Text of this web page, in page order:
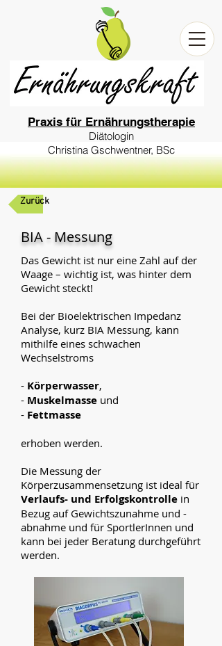
Praxis für Ernährungstherapie
Diätologin
Christina Gschwentner, BSc
Zurück
BIA - Messung
Das Gewicht ist nur eine Zahl auf der
Waage – wichtig ist, was hinter dem
Gewicht steckt!
Bei der Bioelektrischen Impedanz
Analyse, kurz BIA Messung, kann
mithilfe eines schwachen
Wechselstroms
- Körperwasser,
- Muskelmasse und
- Fettmasse
erhoben werden.
Die Messung der
Körperzusammensetzung ist ideal für
Verlaufs- und Erfolgskontrolle in
Bezug auf Gewichtszunahme und -
abnahme und für SportlerInnen und
kann bei jeder Beratung durchgeführt
werden.